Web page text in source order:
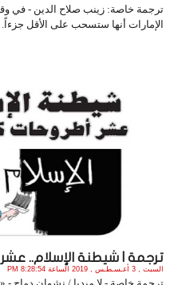
ترجمة خاصة: زينب صلاح الدين - في
الإمارات أنها ستسحب على الأقل جزءاً. .
ترجمة | شيطنة الإسلام..
السبت , 3 أغـسـطـس , 2019 الساعة 8:28:54 PM